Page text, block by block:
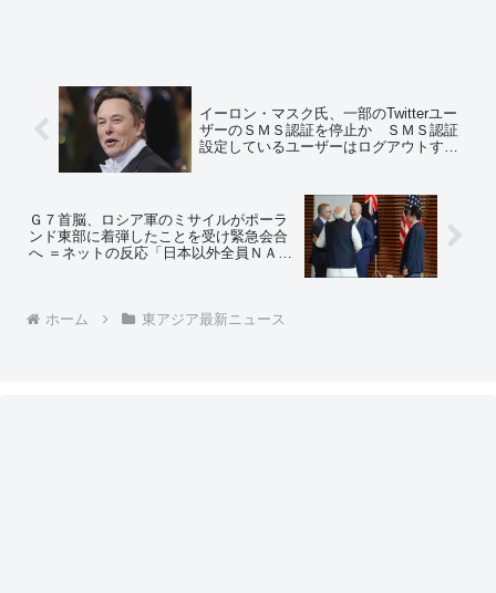
イーロン・マスク氏、一部のTwitterユー
ザーのＳＭＳ認証を停止か ＳＭＳ認証
設定しているユーザーはログアウトする
Ｇ７首脳、ロシア軍のミサイルがポーラ
ンド東部に着弾したことを受け緊急会合
へ ＝ネットの反応「日本以外全員ＮＡＴ
ホーム 東アジア最新ニュース